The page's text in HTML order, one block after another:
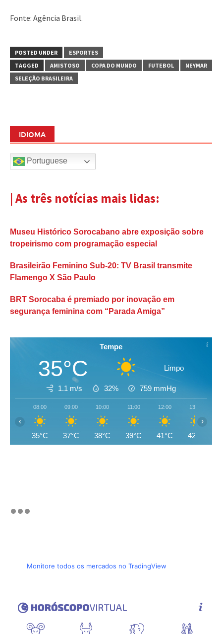
Fonte: Agência Brasil.
POSTED UNDER
ESPORTES
TAGGED
AMISTOSO COPA DO MUNDO FUTEBOL
NEYMAR
SELEÇÃO BRASILEIRA
IDIOMA
Portuguese
| As três notícias mais lidas:
Museu Histórico Sorocabano abre exposição sobre
tropeirismo com programação especial
Brasileirão Feminino Sub-20: TV Brasil transmite
Flamengo X São Paulo
BRT Sorocaba é premiado por inovação em
segurança feminina com “Parada Amiga”
Tempe
35°C Limpo
1.1 m/s 32% 759 mmHg
08:00
35°C
09:00
37°C
10:00
38°C
11:00
39°C
12:00
41°C
13:00
42°C
‹ ›
Monitore todos os mercados no TradingView